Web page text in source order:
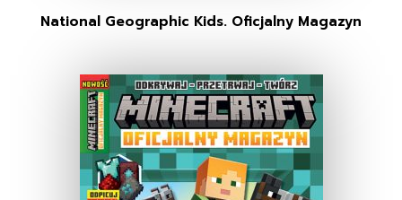
National Geographic Kids. Oficjalny Magazyn